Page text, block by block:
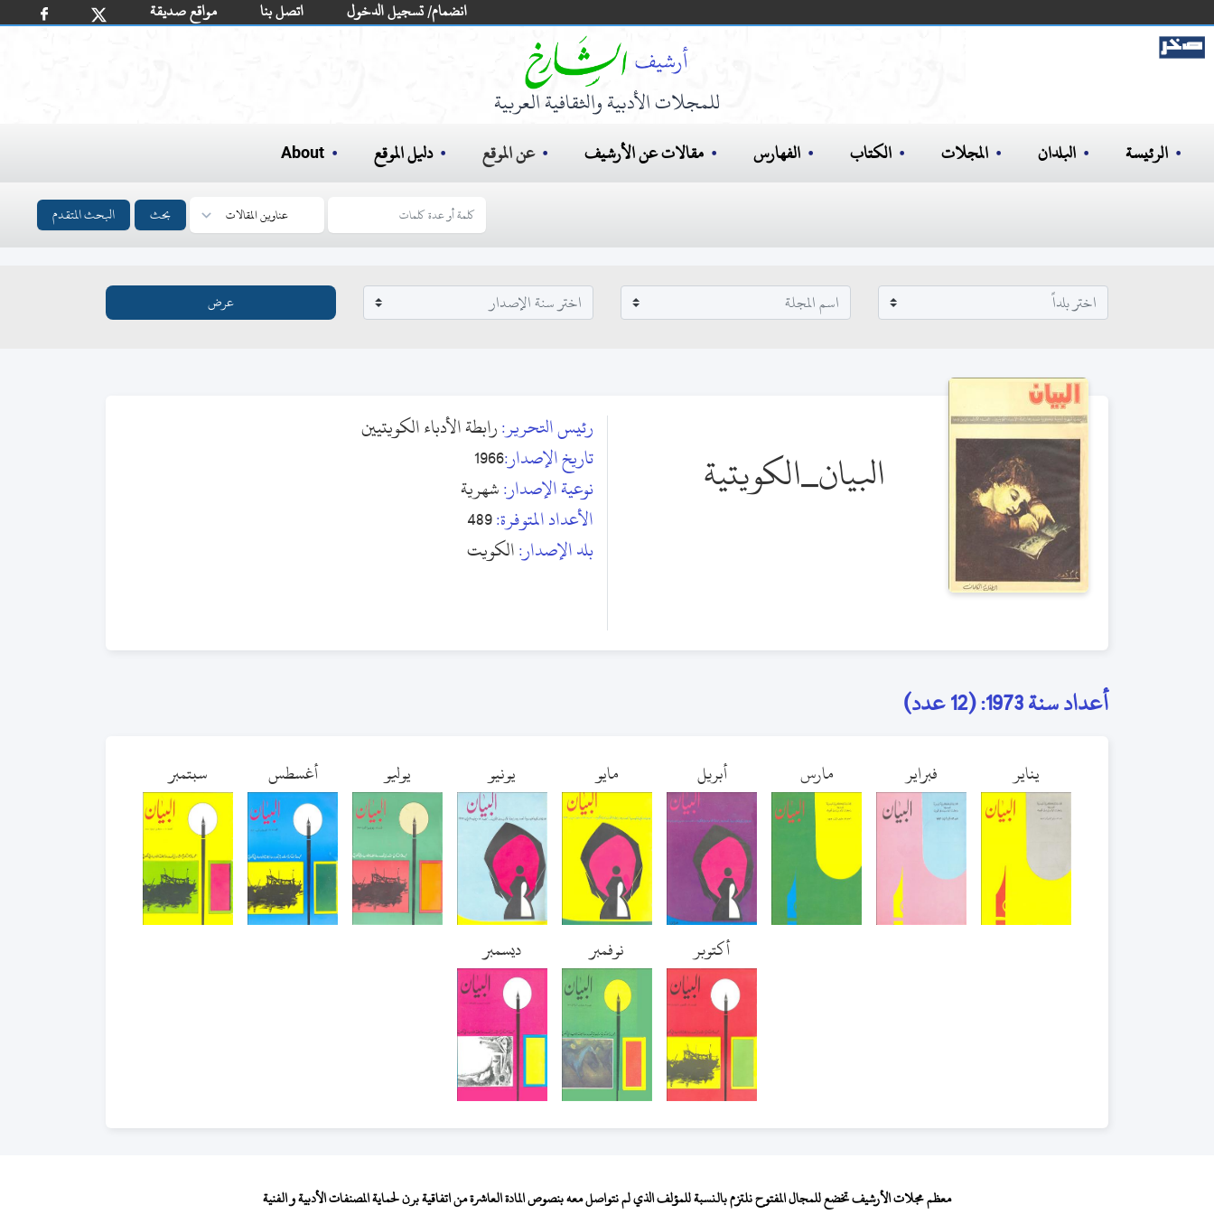
مواقع صديقة اتصل بنا انضمام/ تسجيل الدخول
للمجلات الأدبية والثقافية العربية
الرئيسة البلدان المجلات الكتاب الفهارس مقالات عن الأرشيف عن الموقع دليل الموقع About
بحث البحث المتقدم
البيان_الكويتية
رئيس التحرير:رابطة الأدباء الكويتيين
تاريخ الإصدار:1966
نوعية الإصدار:شهرية
الأعداد المتوفرة:489
بلد الإصدار:الكويت
أعداد سنة 1973: (12 عدد)
يناير فبراير مارس أبريل مايو يونيو يوليو أغسطس سبتمبر
أكتوبر نوفمبر ديسمبر
معظم مجلات الأرشيف تخضع للمجال المفتوح نلتزم بالنسبة للمؤلف الذي لم نتواصل معه بنصوص المادة العاشرة من اتفاقية برن لحماية المصنفات الأدبية و الفنية